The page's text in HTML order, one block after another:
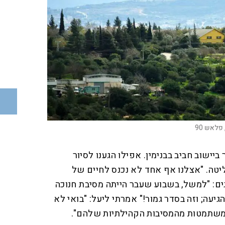
90
חביב בבנימין. אפילו הגענו לסיור
"אצלנו אף אחד לא נכנס לחיים של
"למשל, בשבוע שעבר הייתה מסיבת חנוכה
וזה בסדר גמור!" אמרתי ליעל: "בואי לא
מהמסיבות הקהילתיות שלהם".